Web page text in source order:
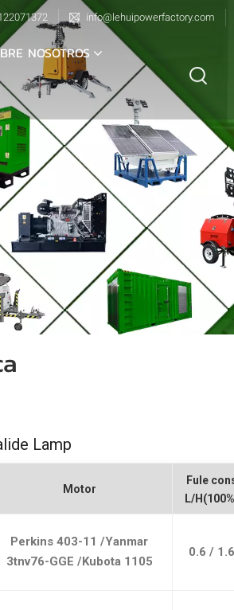
info@lehuipowerfactory.com
NOSOTROS
Lamp
Motor
Fule
L/
Perkins 403-11 /Yanmar
3tnv76-GGE /Kubota 1105
0.6 / 1.6